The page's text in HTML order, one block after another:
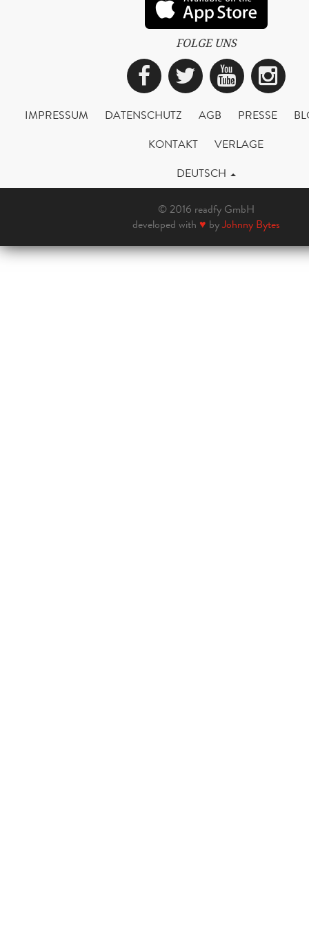
FOLGE UNS
Facebook
Twitter
IMPRESSUM DATENSCHUTZ AGB PRESSE
KONTAKT
VERLAGE
DEUTSCH
© 2016 readfy GmbH
developed with ♥ byJohnny Bytes